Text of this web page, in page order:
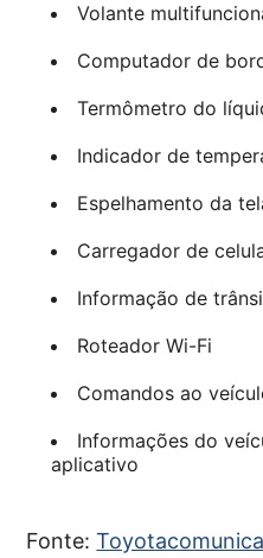
Volante
Computador de
Termômetro do
Indicador de
Espelhamento da
Carregador de
Informação de
Roteador Wi-Fi
Comandos ao
Informações do
aplicativo
Fonte:Toyotacomunica